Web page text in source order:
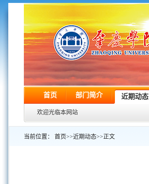
首页 部门简介 近期动态
欢迎光临本网站
当前位置： 首页>>近期动态>>正文